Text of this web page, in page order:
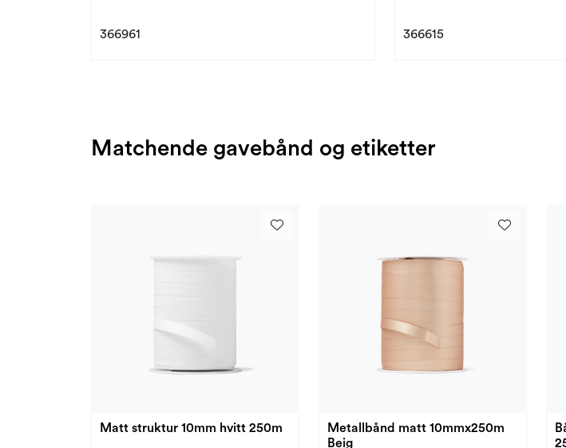
366961 366615
Matchende gavebånd og etiketter
Matt struktur 10mm hvitt 250m
Metallbånd matt 10mmx250m
Beig